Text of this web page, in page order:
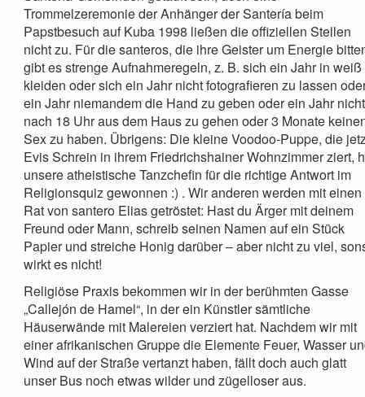
Trommelzeremonie der Anhänger der Santería beim
Papstbesuch auf Kuba 1998 ließen die offiziellen Stellen
nicht zu. Für die santeros, die ihre Geister um Energie
gibt es strenge Aufnahmeregeln, z. B. sich ein Jahr in
kleiden oder sich ein Jahr nicht fotografieren zu lassen
ein Jahr niemandem die Hand zu geben oder ein Jahr nicht
nach 18 Uhr aus dem Haus zu gehen oder 3 Monate
Sex zu haben. Übrigens: Die kleine Voodoo-Puppe, die
Evis Schrein in ihrem Friedrichshainer Wohnzimmer ziert,
unsere atheistische Tanzchefin für die richtige Antwort im
Religionsquiz gewonnen :) . Wir anderen werden mit einen
Rat von santero Elias getröstet: Hast du Ärger mit deinem
Freund oder Mann, schreib seinen Namen auf ein Stück
Papier und streiche Honig darüber – aber nicht zu viel,
wirkt es nicht!
Religiöse Praxis bekommen wir in der berühmten Gasse
„Callejón de Hamel“, in der ein Künstler sämtliche
Häuserwände mit Malereien verziert hat. Nachdem wir mit
einer afrikanischen Gruppe die Elemente Feuer, Wasser
Wind auf der Straße vertanzt haben, fällt doch auch glatt
unser Bus noch etwas wilder und zügelloser aus.